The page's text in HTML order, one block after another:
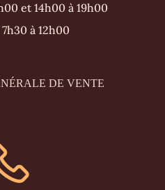
et 14h00 à 19h00
à 12h00
DE VENTE